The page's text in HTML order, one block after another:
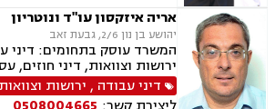
אריה איזקסון עו"ד ונוטריון
יהושע בן נון 2/6, גבעת זאב
המשרד עוסק בתחומים: דיני
ירושות וצוואות, דיני חוזים,
נוטריון וייפוי כוח מתמשך.
דיני עבודה , ירושות וצוואות